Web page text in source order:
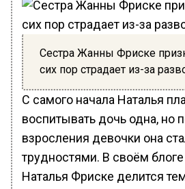
Сестра Жанны Фриске
сих пор страдает из-за
С самого начала Наталья
воспитывать дочь одна, но
взросления девочки она
трудностями. В своём
Наталья Фриске делится